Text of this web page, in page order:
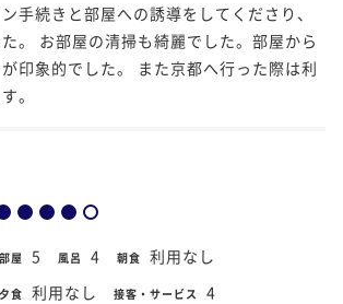
手続きと部屋への誘導をしてくださり、
。 お部屋の清掃も綺麗でした。部屋から
印象的でした。 また京都へ行った際は利
。
部屋 5 風呂 4 朝食 利用なし
夕食 利用なし 接客・サービス 4